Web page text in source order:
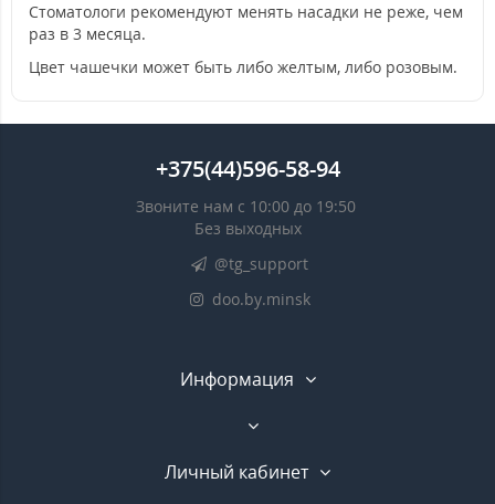
Стоматологи рекомендуют менять насадки не реже, чем
раз в 3 месяца.
Цвет чашечки может быть либо желтым, либо розовым.
+375(44)596-58-94
Звоните нам с 10:00 до 19:50
Без выходных
@tg_support
doo.by.minsk
Информация
Личный кабинет